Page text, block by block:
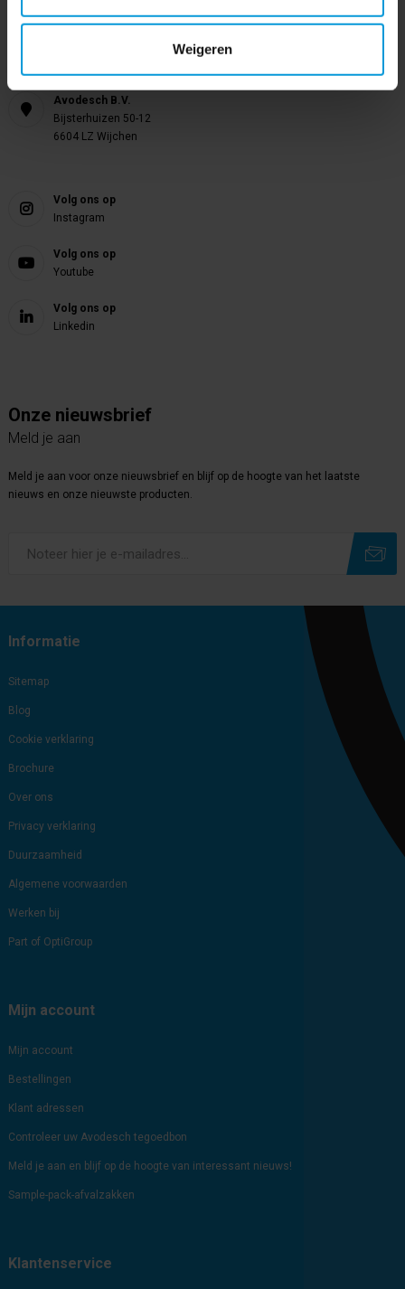
Weigeren
Avodesch B.V.
Bijsterhuizen 50-12
6604 LZ Wijchen
Volg ons op
Instagram
Volg ons op
Youtube
Volg ons op
Linkedin
Onze nieuwsbrief
Meld je aan
Meld je aan voor onze nieuwsbrief en blijf op de hoogte van het laatste
nieuws en onze nieuwste producten.
Informatie
Sitemap
Blog
Cookie verklaring
Brochure
Over ons
Privacy verklaring
Duurzaamheid
Algemene voorwaarden
Werken bij
Part of OptiGroup
Mijn account
Mijn account
Bestellingen
Klant adressen
Controleer uw Avodesch tegoedbon
Meld je aan en blijf op de hoogte van interessant nieuws!
Sample-pack-afvalzakken
Klantenservice